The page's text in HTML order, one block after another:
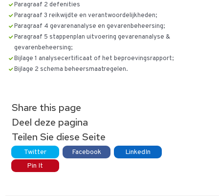
Paragraaf 2 defenities
Paragraaf 3 reikwijdte en verantwoordelijkheden;
Paragraaf 4 gevarenanalyse en gevarenbeheersing;
Paragraaf 5 stappenplan uitvoering gevarenanalyse &
gevarenbeheersing;
Bijlage 1 analysecertificaat of het beproevingsrapport;
Bijlage 2 schema beheersmaatregelen.
Share this page
Deel deze pagina
Teilen Sie diese Seite
Twitter Facebook
LinkedIn
Pin It